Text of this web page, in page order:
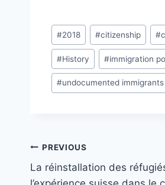
Post
Tags:
#2018 #citizenship #
#History #immigration
#undocumented immigrants
Post
navigation
PREVIOUS
La réinstallation des